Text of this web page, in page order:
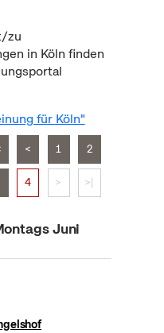
zu
in Köln finden
für Köln"
< 1 2
4 > >|
Juni